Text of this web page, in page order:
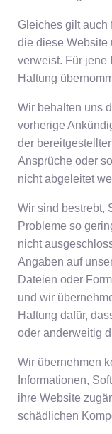
Gleiches gilt auch
die diese Website
verweist. Für jene
Haftung
Wir behalten uns
vorherige
der
Ansprüche oder
nicht abgeleitet
Wir sind bestrebt,
Probleme so
nicht
Angaben auf
Dateien oder
und wir
Haftung dafür,
oder anderweitig
Wir übernehmen
Informationen,
ihre Website
schädlichen